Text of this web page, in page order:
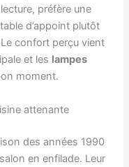
préfère une
d’appoint plutôt
confort perçu vient
et les lampes
moment.
attenante
des années 1990
en enfilade. Leur